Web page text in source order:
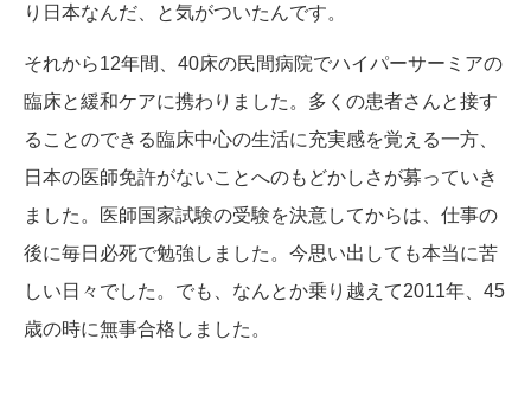
り日本なんだ、と気がついたんです。
それから12年間、40床の民間病院でハイパーサーミアの
臨床と緩和ケアに携わりました。多くの患者さんと接す
ることのできる臨床中心の生活に充実感を覚える一方、
日本の医師免許がないことへのもどかしさが募っていき
ました。医師国家試験の受験を決意してからは、仕事の
後に毎日必死で勉強しました。今思い出しても本当に苦
しい日々でした。でも、なんとか乗り越えて2011年、45
歳の時に無事合格しました。